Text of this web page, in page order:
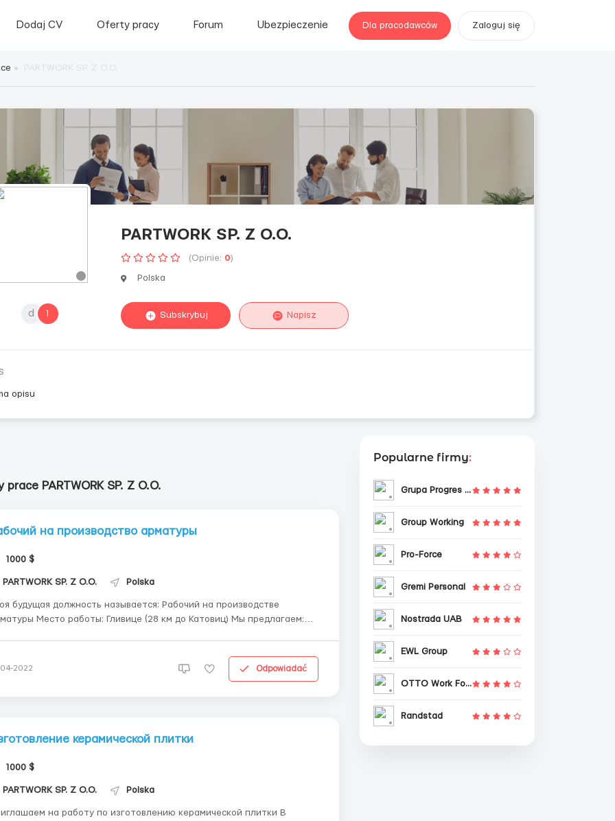
Dodaj CV Oferty pracy Forum Ubezpieczenie Dla pracodawców Zaloguj się
d 1
PARTWORK SP. Z O.O.
(Opinie: 0)
Polska
Subskrybuj Napisz
opisu
prace PARTWORK SP. Z O.O.
на производство арматуры
1000 $
PARTWORK SP. Z O.O. Polska
будущая должность называется: Рабочий на производстве
Гливице (28 км до Катовиц) Мы предлагаем:
04-2022 Odpowiadać
керамической плитки
1000 $
PARTWORK SP. Z O.O. Polska
на работу по изготовлению керамической плитки В
Popularne firmy:
Grupa Progres Sp. z o.o.
Group Working
Pro-Force
Gremi Personal
Nostrada UAB
EWL Group
OTTO Work Force
Randstad